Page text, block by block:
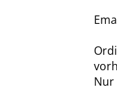
Nur